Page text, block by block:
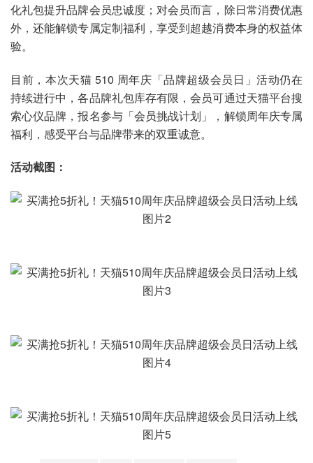
化礼包提升品牌会员忠诚度；对会员而言，除日常消费优惠
外，还能解锁专属定制福利，享受到超越消费本身的权益体
验。
目前，本次天猫 510 周年庆「品牌超级会员日」活动仍在
持续进行中，各品牌礼包库存有限，会员可通过天猫平台搜
索心仪品牌，报名参与「会员挑战计划」，解锁周年庆专属
福利，感受平台与品牌带来的双重诚意。
活动截图：